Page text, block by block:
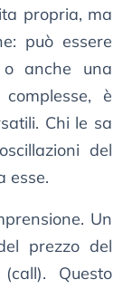
propria, ma
può essere
o anche una
è
Chi le sa
del
esse.
Un
prezzo del
Questo